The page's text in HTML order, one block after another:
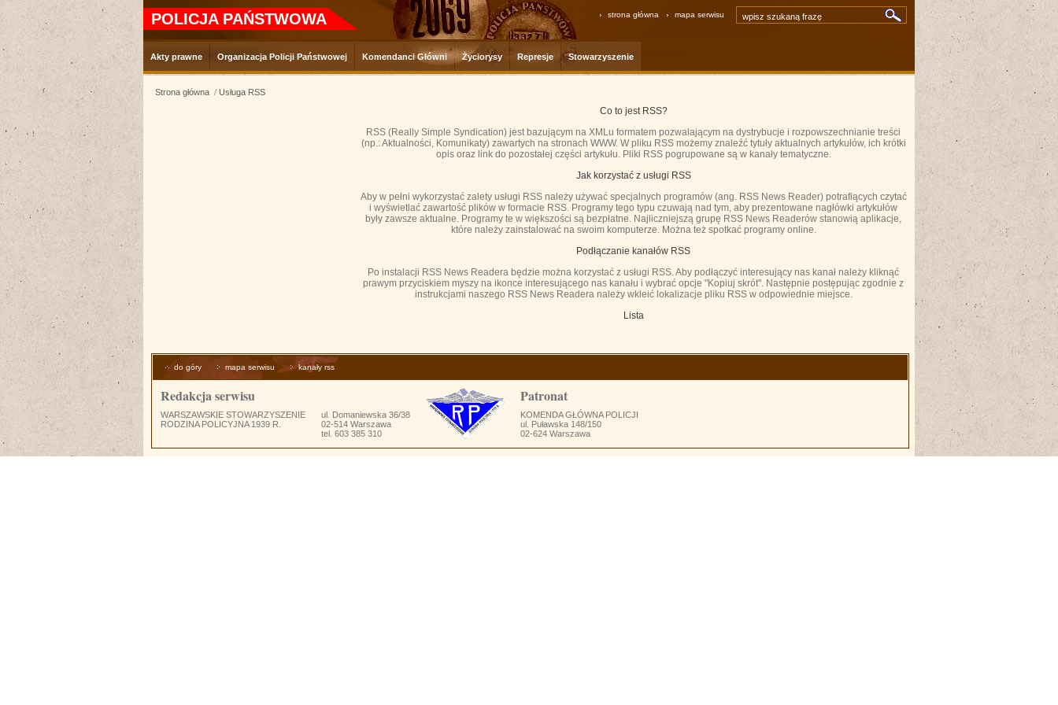
POLICJA PAŃSTWOWA strona główna mapa serwisu
Akty prawne Organizacja Policji Państwowej Komendanci Główni Życiorysy Represje Stowarzyszenie
Strona główna Usługa RSS
Co to jest RSS?
RSS (Really Simple Syndication) jest bazującym na XMLu formatem pozwalającym na dystrybucje i rozpowszechnianie treści
(np.: Aktualności, Komunikaty) zawartych na stronach WWW. W pliku RSS możemy znaleźć tytuły aktualnych artykułów, ich krótki
opis oraz link do pozostałej części artykułu. Pliki RSS pogrupowane są w kanały tematyczne.
Jak korzystać z usługi RSS
Aby w pełni wykorzystać zalety usługi RSS należy używać specjalnych programów (ang. RSS News Reader) potrafiących czytać
i wyświetlać zawartość plików w formacie RSS. Programy tego typu czuwają nad tym, aby prezentowane nagłówki artykułów
były zawsze aktualne. Programy te w większości są bezpłatne. Najliczniejszą grupę RSS News Readerów stanowią aplikacje,
które należy zainstalować na swoim komputerze. Można też spotkać programy online.
Podłączanie kanałów RSS
Po instalacji RSS News Readera będzie można korzystać z usługi RSS. Aby podłączyć interesujący nas kanał należy kliknąć
prawym przyciskiem myszy na ikonce interesującego nas kanału i wybrać opcje "Kopiuj skrót". Następnie postępując zgodnie z
instrukcjami naszego RSS News Readera należy wkleić lokalizacje pliku RSS w odpowiednie miejsce.
Lista
do góry mapa serwisu kanały rss
Redakcja serwisu
WARSZAWSKIE STOWARZYSZENIE
RODZINA POLICYJNA 1939 R.
ul. Domaniewska 36/38
02-514 Warszawa
tel. 603 385 310
Patronat
KOMENDA GŁÓWNA POLICJI
ul. Puławska 148/150
02-624 Warszawa